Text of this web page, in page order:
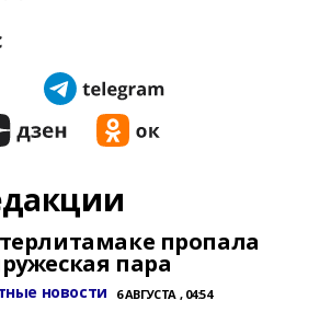
пропала
пара
новости 6 АВГУСТА , 04:54